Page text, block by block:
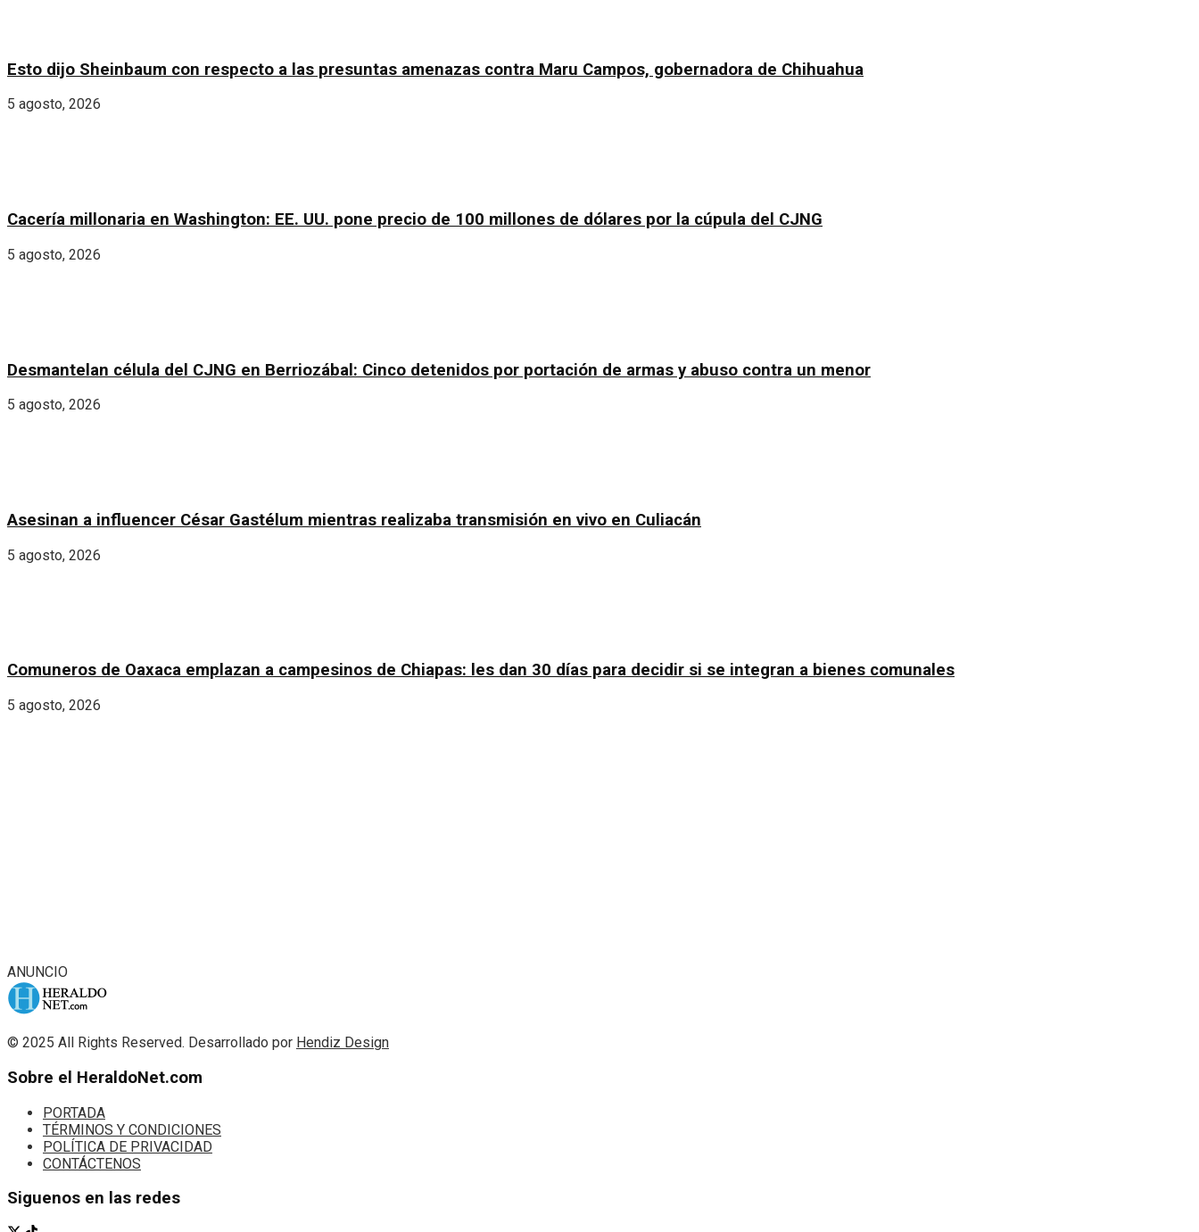
Esto dijo Sheinbaum con respecto a las presuntas amenazas contra Maru Campos, gobernadora de Chihuahua
5 agosto, 2026
Cacería millonaria en Washington: EE. UU. pone precio de 100 millones de dólares por la cúpula del CJNG
5 agosto, 2026
Desmantelan célula del CJNG en Berriozábal: Cinco detenidos por portación de armas y abuso contra un menor
5 agosto, 2026
Asesinan a influencer César Gastélum mientras realizaba transmisión en vivo en Culiacán
5 agosto, 2026
Comuneros de Oaxaca emplazan a campesinos de Chiapas: les dan 30 días para decidir si se integran a bienes comunales
5 agosto, 2026
ANUNCIO
© 2025 All Rights Reserved. Desarrollado por Hendiz Design
Sobre el HeraldoNet.com
PORTADA
TÉRMINOS Y CONDICIONES
POLÍTICA DE PRIVACIDAD
CONTÁCTENOS
Siguenos en las redes